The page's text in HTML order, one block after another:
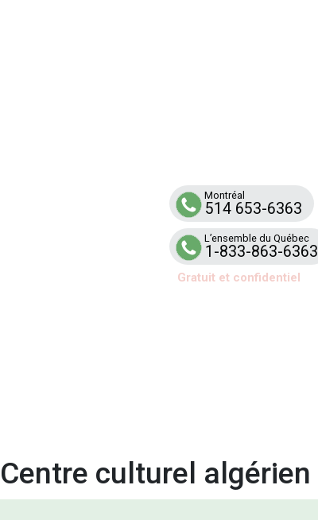
Montréal
514 653-6363
L’ensemble du Québec
1-833-863-6363
Gratuit et confidentiel
Centre culturel algérien